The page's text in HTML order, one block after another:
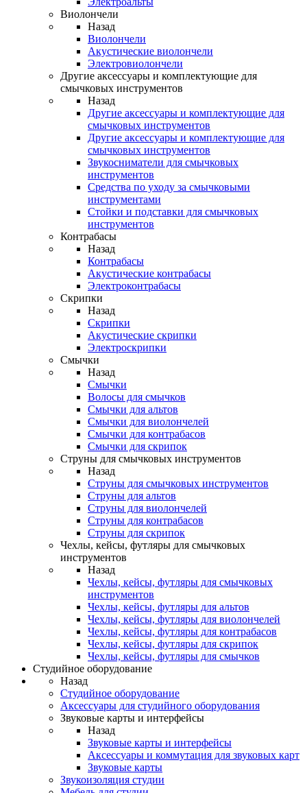
Виолончели
Назад
Виолончели
Акустические виолончели
Электровиолончели
Другие аксессуары и комплектующие для
смычковых инструментов
Назад
Другие аксессуары и комплектующие для
смычковых инструментов
Другие аксессуары и комплектующие для
смычковых инструментов
Звукосниматели для смычковых
инструментов
Средства по уходу за смычковыми
инструментами
Стойки и подставки для смычковых
инструментов
Контрабасы
Назад
Контрабасы
Акустические контрабасы
Электроконтрабасы
Скрипки
Назад
Скрипки
Акустические скрипки
Электроскрипки
Смычки
Назад
Смычки
Волосы для смычков
Смычки для альтов
Смычки для виолончелей
Смычки для контрабасов
Смычки для скрипок
Струны для смычковых инструментов
Назад
Струны для смычковых инструментов
Струны для альтов
Струны для виолончелей
Струны для контрабасов
Струны для скрипок
Чехлы, кейсы, футляры для смычковых
инструментов
Назад
Чехлы, кейсы, футляры для смычковых
инструментов
Чехлы, кейсы, футляры для альтов
Чехлы, кейсы, футляры для виолончелей
Чехлы, кейсы, футляры для контрабасов
Чехлы, кейсы, футляры для скрипок
Чехлы, кейсы, футляры для смычков
Студийное оборудование
Назад
Студийное оборудование
Аксессуары для студийного оборудования
Звуковые карты и интерфейсы
Назад
Звуковые карты и интерфейсы
Аксессуары и коммутация для звуковых карт
Звуковые карты
Звукоизоляция студии